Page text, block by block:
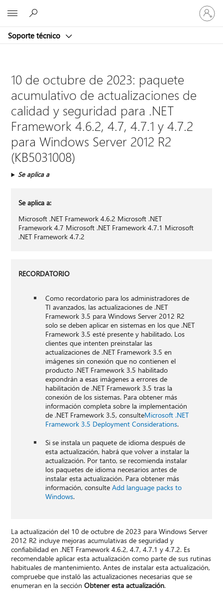
Soporte técnico
Iniciar
sesión
en
cuenta
10 de octubre de 2023: paquete
acumulativo de actualizaciones de
calidad y seguridad para .NET
Framework 4.6.2, 4.7, 4.7.1 y 4.7.2
para Windows Server 2012 R2
(KB5031008)
Se aplica a
Se aplica a:
Microsoft .NET Framework 4.6.2 Microsoft .NET
Framework 4.7 Microsoft .NET Framework 4.7.1 Microsoft
.NET Framework 4.7.2
RECORDATORIO
Como recordatorio para los administradores de
TI avanzados, las actualizaciones de .NET
Framework 3.5 para Windows Server 2012 R2
solo se deben aplicar en sistemas en los que .NET
Framework 3.5 esté presente y habilitado. Los
clientes que intenten preinstalar las
actualizaciones de .NET Framework 3.5 en
imágenes sin conexión que no contienen el
producto .NET Framework 3.5 habilitado
expondrán a esas imágenes a errores de
habilitación de .NET Framework 3.5 tras la
conexión de los sistemas. Para obtener más
información completa sobre la implementación
de .NET Framework 3.5, consulteMicrosoft .NET
Framework 3.5 Deployment Considerations.
Si se instala un paquete de idioma después de
esta actualización, habrá que volver a instalar la
actualización. Por tanto, se recomienda instalar
los paquetes de idioma necesarios antes de
instalar esta actualización. Para obtener más
información, consulte Add language packs to
Windows.
La actualización del 10 de octubre de 2023 para Windows Server
2012 R2 incluye mejoras acumulativas de seguridad y
confiabilidad en .NET Framework 4.6.2, 4.7, 4.7.1 y 4.7.2. Es
recomendable aplicar esta actualización como parte de sus rutinas
habituales de mantenimiento. Antes de instalar esta actualización,
compruebe que instaló las actualizaciones necesarias que se
enumeran en la secciónObtener esta actualización.